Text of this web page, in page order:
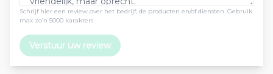
Schrijf hier een review over het bedrijf, de producten en/of diensten. Gebruik
max zo’n 5000 karakters
Verstuur uw review